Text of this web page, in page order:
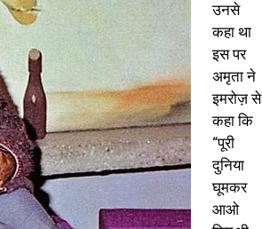
उनसे
कहा था
इस पर
अमृता ने
इमरोज़ से
कहा कि
“पूरी
दुनिया
घूमकर
आओ